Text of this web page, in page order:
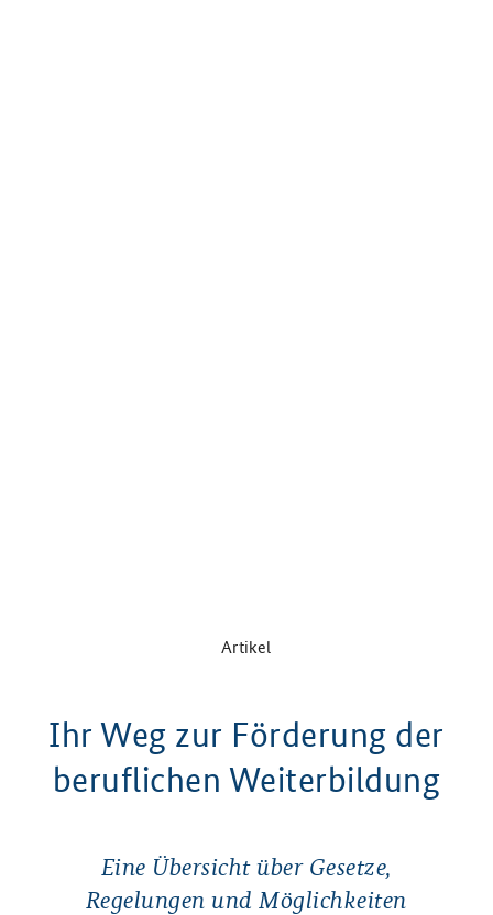
Artikel
Ihr Weg zur Förderung der
beruflichen Weiterbildung
Eine Übersicht über Gesetze,
Regelungen und Möglichkeiten